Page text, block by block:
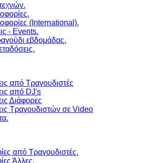
(International).
- Events.
εβδομάδας.
από Τραγουδιστές
από DJ's
Διάφορες
Τραγουδιστών σε Video
από Τραγουδιστές.
Άλλες.